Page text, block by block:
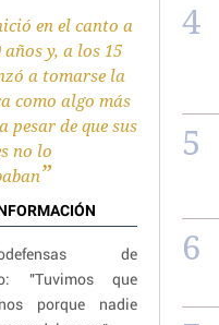
en el canto a
años y, a los 15
a tomarse la
como algo más
pesar de que sus
no lo